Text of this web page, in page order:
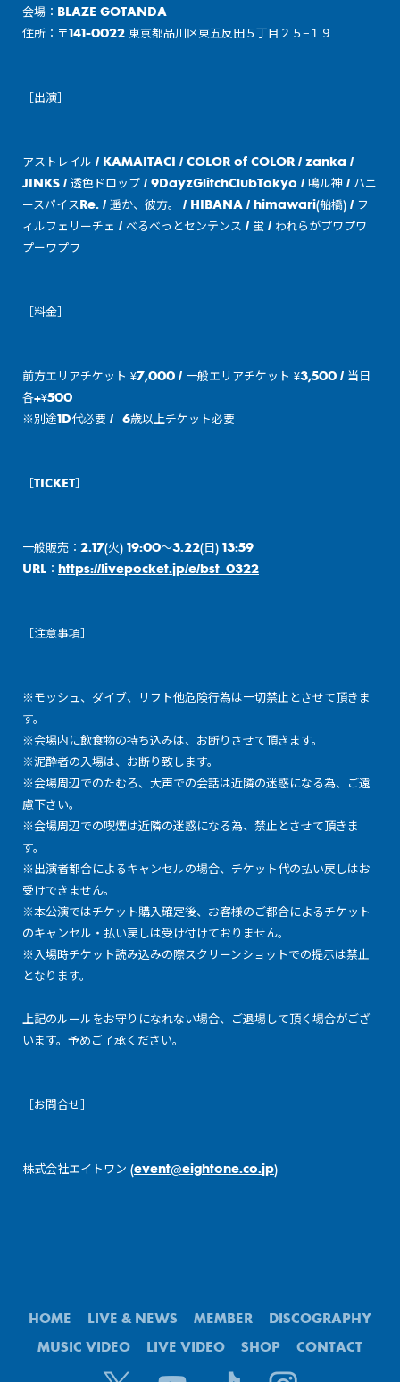
会場：BLAZE GOTANDA
住所：〒141-0022 東京都品川区東五反田５丁目２５−１９
［出演］
アストレイル / KAMAITACI / COLOR of COLOR / zanka /
JINKS / 透色ドロップ / 9DayzGlitchClubTokyo / 鳴ル神 / ハニ
ースパイスRe. / 遥か、彼方。 / HIBANA / himawari(船橋) / フ
ィルフェリーチェ / べるべっとセンテンス / 蛍 / われらがプワプワ
プーワプワ
［料金］
前方エリアチケット ¥7,000 / 一般エリアチケット ¥3,500 / 当日
各+¥500
※別途1D代必要 / 6歳以上チケット必要
［TICKET］
一般販売：2.17(火) 19:00〜3.22(日) 13:59
URL： https://livepocket.jp/e/bst_0322
［注意事項］
※モッシュ、ダイブ、リフト他危険行為は一切禁止とさせて頂きま
す。
※会場内に飲食物の持ち込みは、お断りさせて頂きます。
※泥酔者の入場は、お断り致します。
※会場周辺でのたむろ、大声での会話は近隣の迷惑になる為、ご遠
慮下さい。
※会場周辺での喫煙は近隣の迷惑になる為、禁止とさせて頂きま
す。
※出演者都合によるキャンセルの場合、チケット代の払い戻しはお
受けできません。
※本公演ではチケット購入確定後、お客様のご都合によるチケット
のキャンセル・払い戻しは受け付けておりません。
※入場時チケット読み込みの際スクリーンショットでの提示は禁止
となります。
上記のルールをお守りになれない場合、ご退場して頂く場合がござ
います。予めご了承ください。
［お問合せ］
株式会社エイトワン (event@eightone.co.jp)
HOME LIVE & NEWS MEMBER
DISCOGRAPHY
MUSIC VIDEO
LIVE VIDEO SHOP CONTACT